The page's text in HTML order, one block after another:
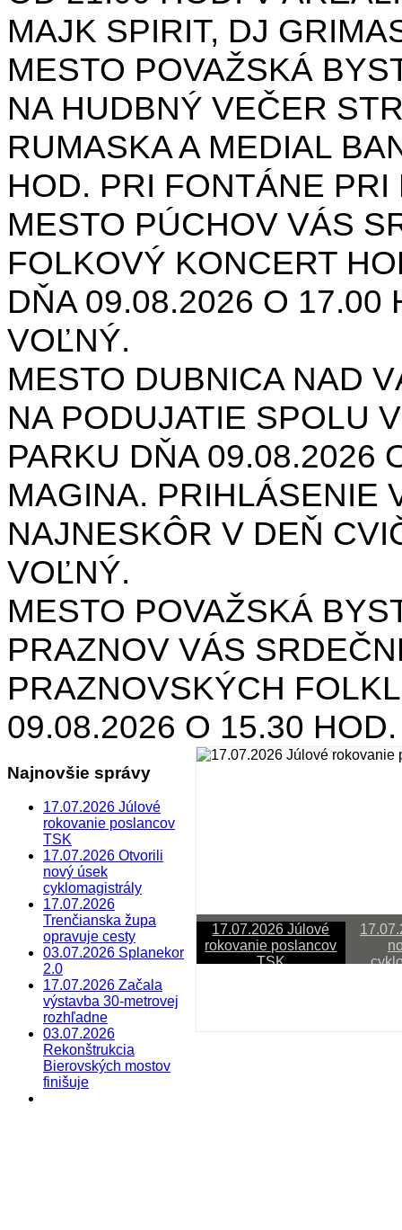
MAJK SPIRIT, DJ
MESTO POVAŽSKÁ
NA HUDBNÝ VEČER
RUMASKA A MEDIAL
HOD. PRI FONTÁNE PRI
MESTO PÚCHOV VÁS
FOLKOVÝ KONCERT
DŇA 09.08.2026 O 17.00
VOĽNÝ.
MESTO DUBNICA NAD
NA PODUJATIE SPOLU
PARKU DŇA 09.08.2026
MAGINA. PRIHLÁSENIE
NAJNESKÔR V DEŇ
VOĽNÝ.
MESTO POVAŽSKÁ
PRAZNOV VÁS
PRAZNOVSKÝCH
09.08.2026 O 15.30
Najnovšie správy
17.07.2026 Júlové
rokovanie poslancov
TSK
17.07.2026 Otvorili
nový úsek
cyklomagistrály
17.07.2026
Trenčianska župa
opravuje cesty
03.07.2026 Splanekor
2.0
17.07.2026 Začala
výstavba 30-metrovej
rozhľadne
03.07.2026
Rekonštrukcia
Bierovských mostov
finišuje
17.07.2026 Júlové
rokovanie poslancov
TSK